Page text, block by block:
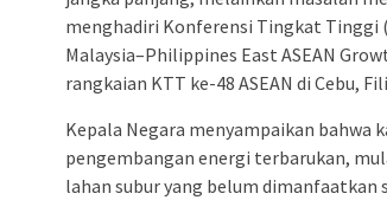
menghadiri Konferensi Tingkat Tinggi
Malaysia–Philippines East ASEAN
rangkaian KTT ke-48 ASEAN di Cebu,
Kepala Negara menyampaikan bahwa
pengembangan energi terbarukan,
lahan subur yang belum dimanfaatkan